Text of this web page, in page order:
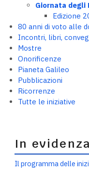
Giornata degli
Edizione
80 anni di voto alle
Incontri, libri,
Mostre
Onorificenze
Pianeta Galileo
Pubblicazioni
Ricorrenze
Tutte le iniziative
In evidenza
Il programma delle